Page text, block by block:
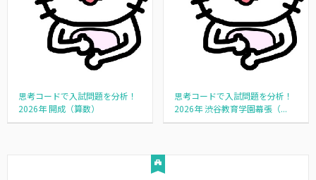
思考コードで入試問題を分析！
2026年 開成（算数）
思考コードで入試問題を分析！
2026年 渋谷教育学園幕張（...